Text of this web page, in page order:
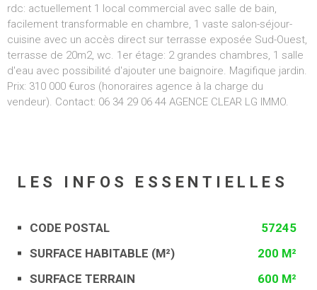
rdc: actuellement 1 local commercial avec salle de bain,
facilement transformable en chambre, 1 vaste salon-séjour-
cuisine avec un accès direct sur terrasse exposée Sud-Ouest,
terrasse de 20m2, wc. 1er étage: 2 grandes chambres, 1 salle
d'eau avec possibilité d'ajouter une baignoire. Magifique jardin.
Prix: 310 000 €uros (honoraires agence à la charge du
vendeur). Contact: 06 34 29 06 44 AGENCE CLEAR LG IMMO.
LES INFOS ESSENTIELLES
Caractérisque Valeurs
CODE POSTAL
57245
SURFACE HABITABLE (M²)
200 M²
SURFACE TERRAIN
600 M²